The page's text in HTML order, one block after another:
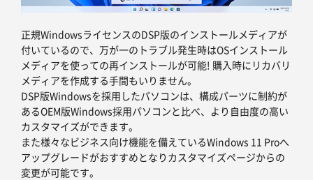
正規WindowsライセンスのDSP版のインストールメディアが
付いているので、万が一のトラブル発生時はOSインストール
メディアを使っての再インストールが可能! 購入時にリカバリ
メディアを作成する手間もいりません。
DSP版Windowsを採用したパソコンは、構成パーツに制約が
あるOEM版Windows採用パソコンと比べ、より自由度の高い
カスタマイズができます。
また様々なビジネス向け機能を備えているWindows 11 Proへ
アップグレードがおすすめとなりカスタマイズページからの
変更が可能です。